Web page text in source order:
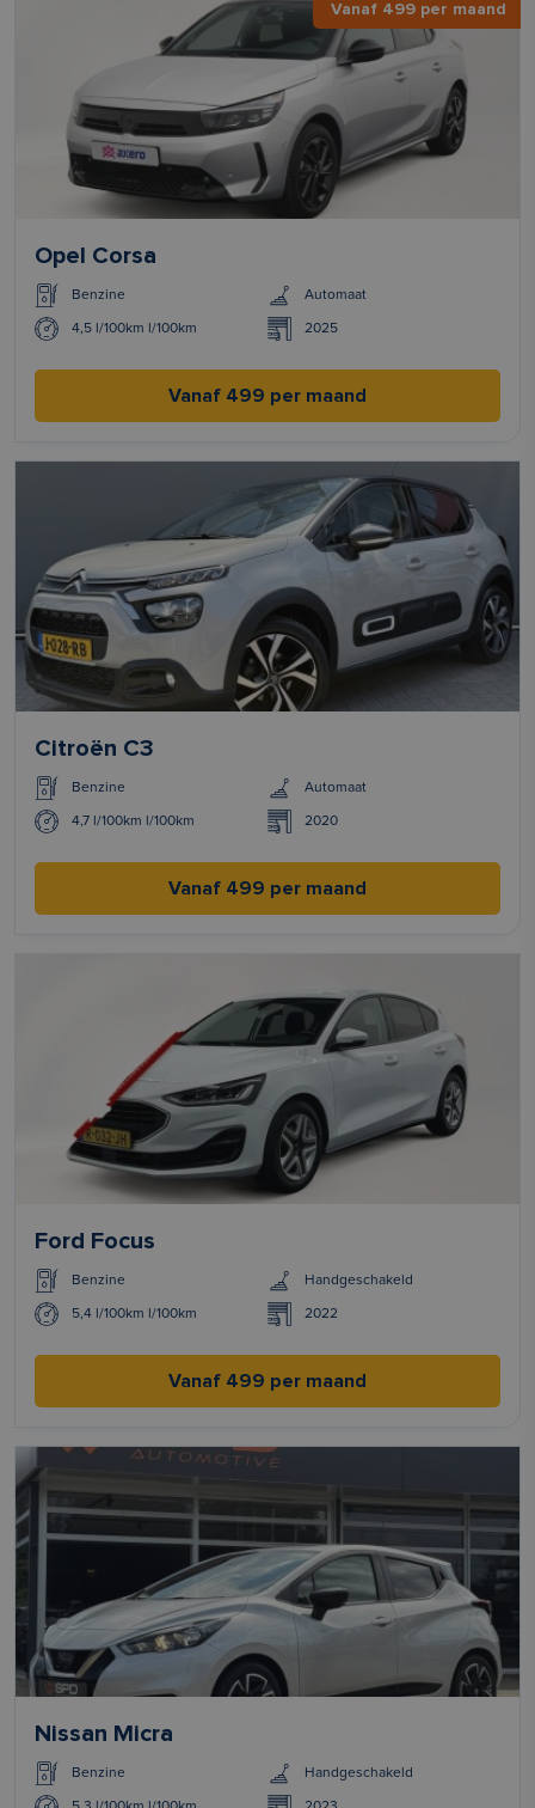
Vanaf 499 per maand
Opel Corsa
Benzine Automaat
4,5 l/100km l/100km 2025
Vanaf 499 per maand
Citroën C3
Benzine Automaat
4,7 l/100km l/100km 2020
Vanaf 499 per maand
Ford Focus
Benzine Handgeschakeld
5,4 l/100km l/100km 2022
Vanaf 499 per maand
Nissan Micra
Benzine Handgeschakeld